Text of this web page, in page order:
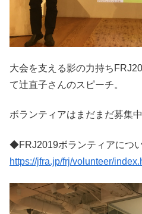
大会を支える影の力持ち
て辻直子さんのスピーチ。
ボランティアはまだまだ募集中
◆FRJ2019ボランティアにつ
https://jfra.jp/frj/volunteer/